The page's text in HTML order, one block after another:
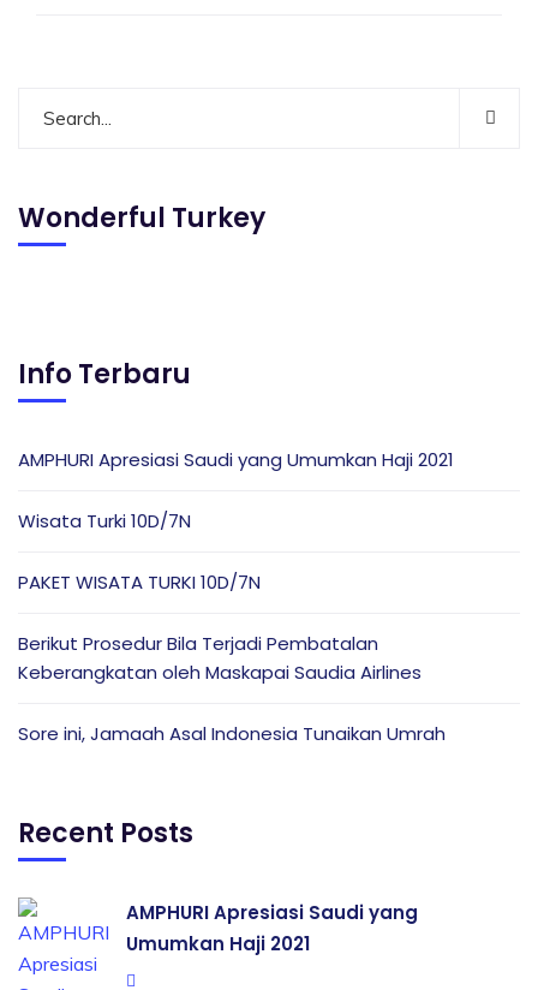
Wonderful Turkey
Info Terbaru
AMPHURI Apresiasi Saudi yang Umumkan Haji 2021
Wisata Turki 10D/7N
PAKET WISATA TURKI 10D/7N
Berikut Prosedur Bila Terjadi Pembatalan
Keberangkatan oleh Maskapai Saudia Airlines
Sore ini, Jamaah Asal Indonesia Tunaikan Umrah
Recent Posts
AMPHURI Apresiasi Saudi yang
Umumkan Haji 2021